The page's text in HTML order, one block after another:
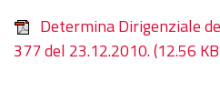
Determina Dirigenziale
377 del 23.12.2010.(12.56